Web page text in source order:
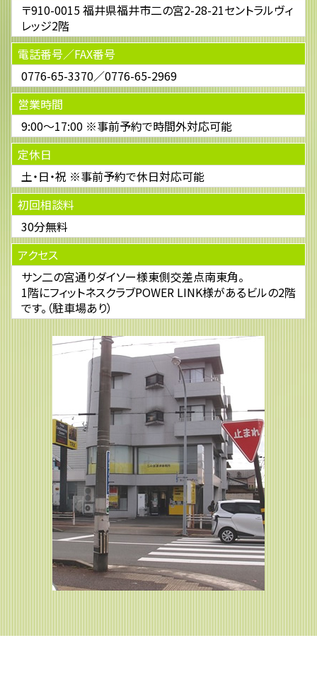
〒910-0015 福井県福井市二の宮2-28-21セントラルヴィ
レッジ2階
電話番号／FAX番号
0776-65-3370／0776-65-2969
営業時間
9:00～17:00 ※事前予約で時間外対応可能
定休日
土・日・祝 ※事前予約で休日対応可能
初回相談料
30分無料
アクセス
サン二の宮通りダイソー様東側交差点南東角。
1階にフィットネスクラブPOWER LINK様があるビルの2階
です。（駐車場あり）